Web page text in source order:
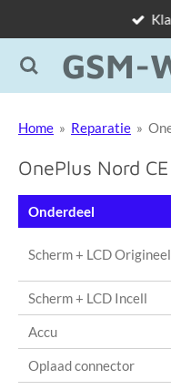
naar
de
GSM-
Home » Reparatie »
OnePlus Nord
Onderdeel
Scherm + LCD Origineel
Scherm + LCD Incell
Accu
Oplaad connector